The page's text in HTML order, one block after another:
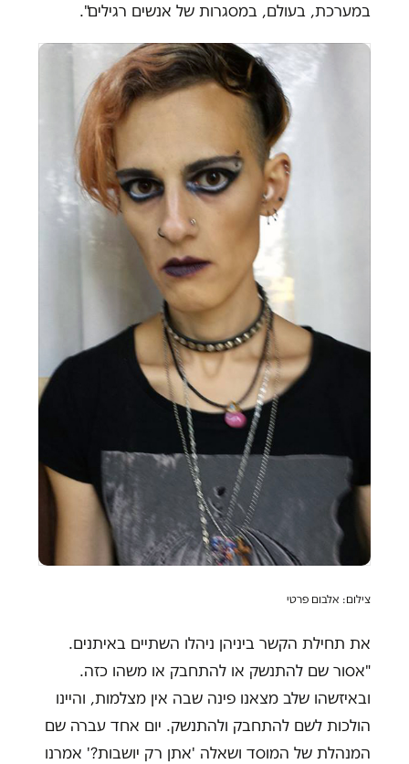
במערכת, בעולם, במסגרות של אנשים רגילים".
צילום: אלבום פרטי
את תחילת הקשר ביניהן ניהלו השתיים באיתנים.
"אסור שם להתנשק או להתחבק או משהו כזה.
ובאיזשהו שלב מצאנו פינה שבה אין מצלמות, והיינו
הולכות לשם להתחבק ולהתנשק. יום אחד עברה שם
המנהלת של המוסד ושאלה 'אתן רק יושבות?' אמרנו